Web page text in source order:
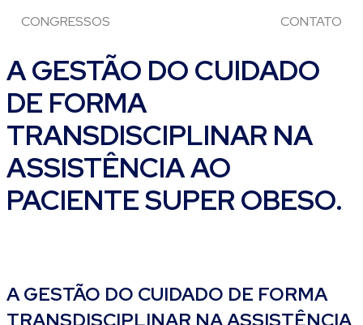
CONGRESSOS CONTATO
A GESTÃO DO CUIDADO
DE FORMA
TRANSDISCIPLINAR NA
ASSISTÊNCIA AO
PACIENTE SUPER OBESO.
A GESTÃO DO CUIDADO DE FORMA
TRANSDISCIPLINAR NA ASSISTÊNCIA